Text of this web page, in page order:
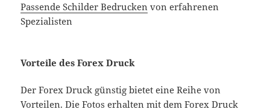
Passende Schilder Bedrucken von erfahrenen
Spezialisten
Vorteile des Forex Druck
Der Forex Druck günstig bietet eine Reihe von
Vorteilen. Die Fotos erhalten mit dem Forex Druck